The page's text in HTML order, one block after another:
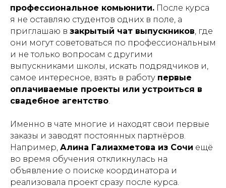
профессиональное комьюнити. После курса
я не оставляю студентов одних в поле, а
приглашаю в закрытый чат выпускников, где
они могут советоваться по профессиональным
и не только вопросам с другими
выпускниками школы, искать подрядчиков и,
самое интересное, взять в работу первые
оплачиваемые проекты или устроиться в
свадебное агентство.
Именно в чате многие и находят свои первые
заказы и заводят постоянных партнёров.
Например, Алина Галиахметова из Сочи ещё
во время обучения откликнулась на
объявление о поиске координатора и
реализовала проект сразу после курса.